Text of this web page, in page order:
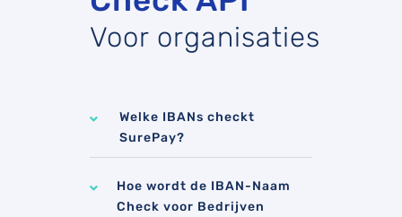
Voor organisaties
Welke IBANs checkt
SurePay?
Hoe wordt de IBAN-Naam
Check voor Bedrijven